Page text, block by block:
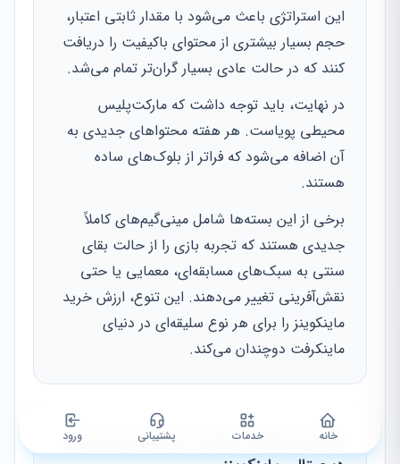
این استراتژی باعث می‌شود با مقدار ثابتی اعتبار،
حجم بسیار بیشتری از محتوای باکیفیت را دریافت
کنند که در حالت عادی بسیار گران‌تر تمام می‌شد.
در نهایت، باید توجه داشت که مارکت‌پلیس
محیطی پویاست. هر هفته محتواهای جدیدی به
آن اضافه می‌شود که فراتر از بلوک‌های ساده
هستند.
برخی از این بسته‌ها شامل مینی‌گیم‌های کاملاً
جدیدی هستند که تجربه بازی را از حالت بقای
سنتی به سبک‌های مسابقه‌ای، معمایی یا حتی
نقش‌آفرینی تغییر می‌دهند. این تنوع، ارزش خرید
ماینکوینز را برای هر نوع سلیقه‌ای در دنیای
ماینکرفت دوچندان می‌کند.
مزایای استفاده از گیفت کارت‌های فیزیکی و
خانه خدمات پشتیبانی ورود